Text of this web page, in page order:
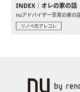
INDEX｜オレの家の話
リノベのアレコレ